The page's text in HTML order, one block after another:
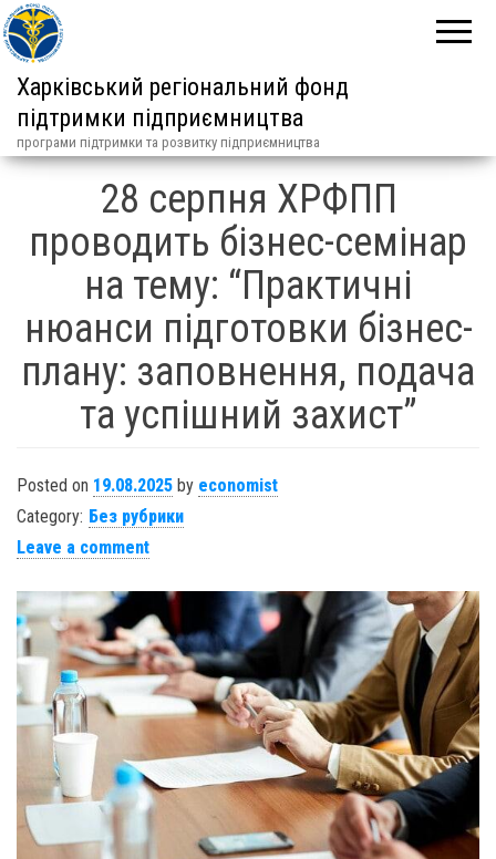
Харківський регіональний фонд
підтримки підприємництва
програми підтримки та розвитку підприємництва
28 серпня ХРФПП
проводить бізнес-семінар
на тему: “Практичні
нюанси підготовки бізнес-
плану: заповнення, подача
та успішний захист”
Posted on 19.08.2025 by economist
Category: Без рубрики
Leave a comment